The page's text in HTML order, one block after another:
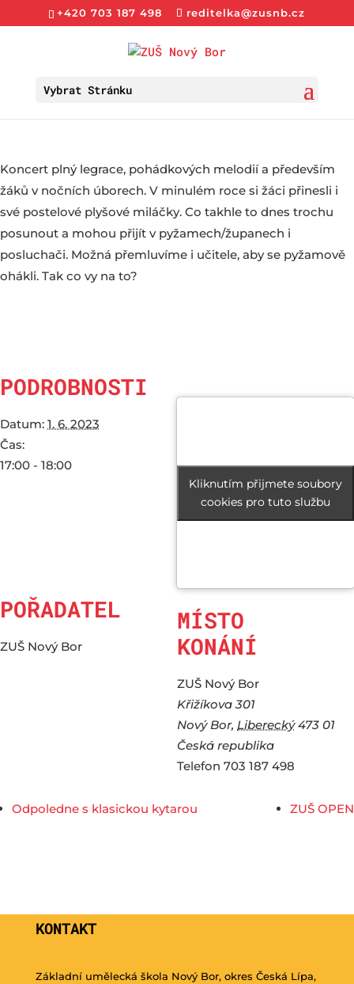
+420 703 187 498 reditelka@zusnb.cz
Vybrat Stránku
Koncert plný legrace, pohádkových melodií a především
žáků v nočních úborech. V minulém roce si žáci přinesli i
své postelové plyšové miláčky. Co takhle to dnes trochu
posunout a mohou přijít v pyžamech/županech i
posluchači. Možná přemluvíme i učitele, aby se pyžamově
ohákli. Tak co vy na to?
PODROBNOSTI
Datum: 1. 6. 2023
Čas:
17:00 - 18:00
POŘADATEL
ZUŠ Nový Bor
MÍSTO
KONÁNÍ
ZUŠ Nový Bor
Křižíkova 301
Nový Bor, Liberecký 473 01
Česká republika
Telefon 703 187 498
Kliknutím přijmete soubory
cookies pro tuto službu
Kliknutím přijmete soubory
cookies pro tuto službu
Odpoledne s klasickou kytarou ZUŠ OPEN
KONTAKT
Základní umělecká škola Nový Bor, okres Česká Lípa,